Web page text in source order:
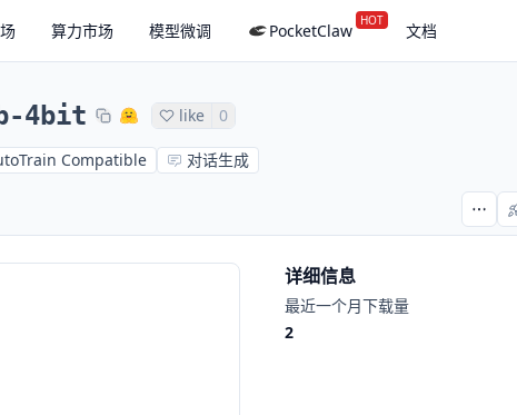
算力市场 模型微调 PocketClaw HOT 文档
4bit like 0
Compatible 对话生成
详细信息
最近一个月下载量
2